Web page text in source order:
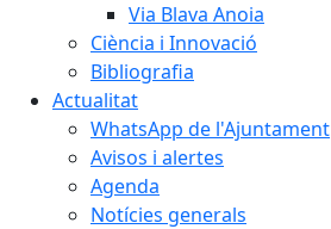
Via Blava Anoia
Ciència i Innovació
Bibliografia
Actualitat
WhatsApp de l'Ajuntament
Avisos i alertes
Agenda
Notícies generals